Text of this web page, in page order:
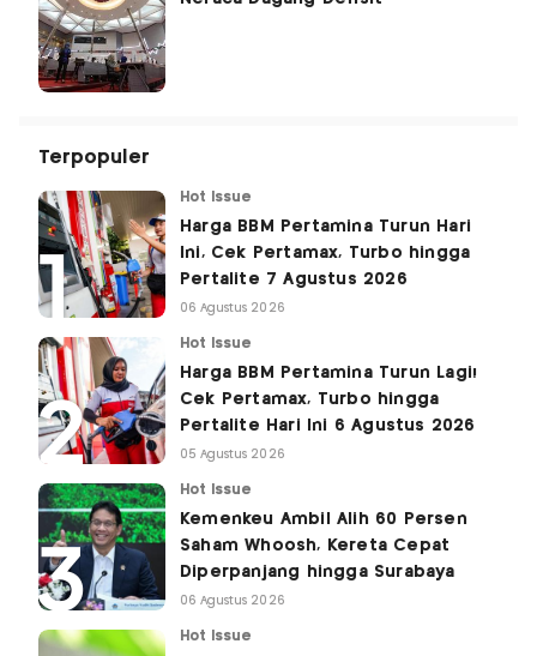
Terpopuler
Hot Issue
Harga BBM Pertamina Turun Hari
Ini, Cek Pertamax, Turbo hingga
Pertalite 7 Agustus 2026
06 Agustus 2026
Hot Issue
Harga BBM Pertamina Turun Lagi!
Cek Pertamax, Turbo hingga
Pertalite Hari Ini 6 Agustus 2026
05 Agustus 2026
Hot Issue
Kemenkeu Ambil Alih 60 Persen
Saham Whoosh, Kereta Cepat
Diperpanjang hingga Surabaya
06 Agustus 2026
Hot Issue